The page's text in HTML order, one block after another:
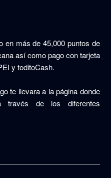
en más de 45,000 puntos de
así como pago con tarjeta
y toditoCash.
te llevara a la página donde
través de los diferentes